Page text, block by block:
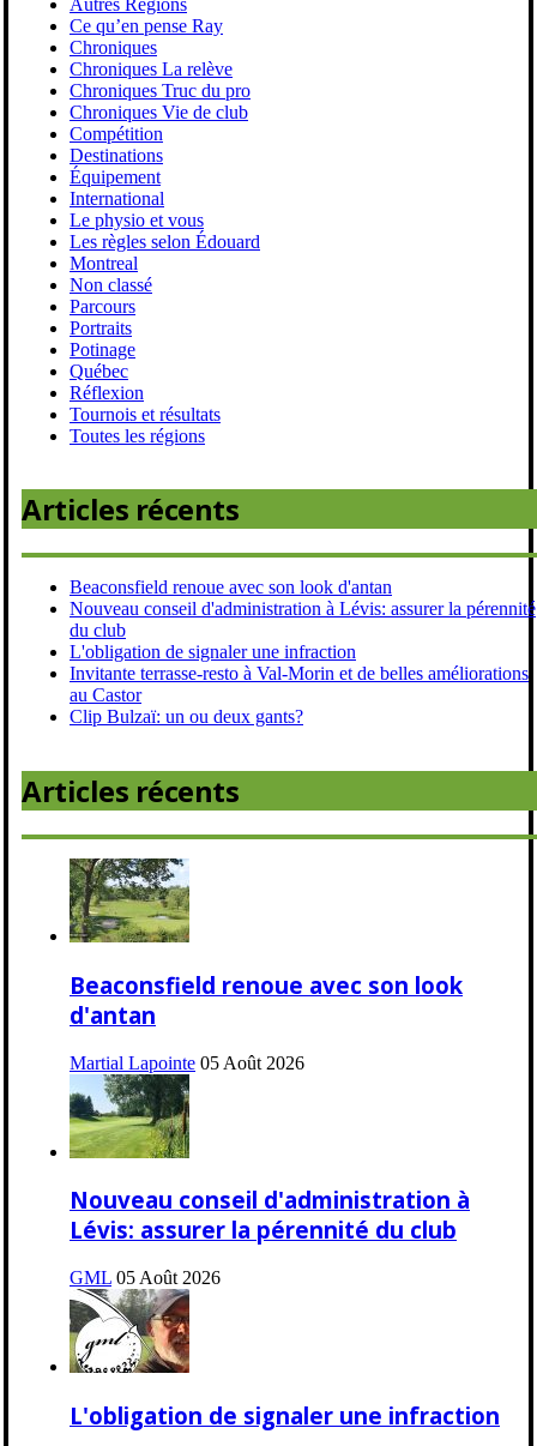
Ce qu’en pense Ray
Chroniques
Chroniques La relève
Chroniques Truc du pro
Chroniques Vie de club
Compétition
Destinations
Équipement
International
Le physio et vous
Les règles selon Édouard
Montreal
Non classé
Parcours
Portraits
Potinage
Québec
Réflexion
Tournois et résultats
Toutes les régions
Articles récents
Beaconsfield renoue avec son look d'antan
Nouveau conseil d'administration à Lévis: assurer la pérennité
du club
L'obligation de signaler une infraction
Invitante terrasse-resto à Val-Morin et de belles améliorations
au Castor
Clip Bulzaï: un ou deux gants?
Articles récents
Beaconsfield renoue avec son look
d'antan
Martial Lapointe 05 Août 2026
Nouveau conseil d'administration à
Lévis: assurer la pérennité du club
GML 05 Août 2026
L'obligation de signaler une infraction